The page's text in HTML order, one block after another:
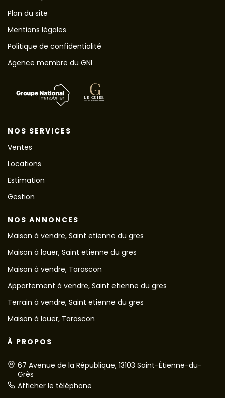
Plan du site
Mentions légales
Politique de confidentialité
Agence membre du GNI
NOS SERVICES
Ventes
Locations
Estimation
Gestion
NOS ANNONCES
Maison à vendre, Saint etienne du gres
Maison à louer, Saint etienne du gres
Maison à vendre, Tarascon
Appartement à vendre, Saint etienne du gres
Terrain à vendre, Saint etienne du gres
Maison à louer, Tarascon
À PROPOS
67 Avenue de la République, 13103 Saint-Étienne-du-
Grès
Afficher le téléphone